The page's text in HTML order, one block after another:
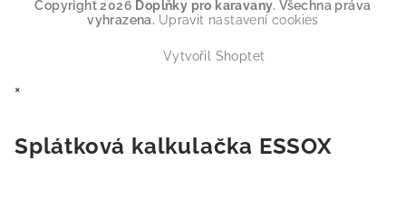
Copyright 2026 Doplňky pro karavany. Všechna práva
vyhrazena. Upravit nastavení cookies
Vytvořil Shoptet
×
Splátková kalkulačka ESSOX